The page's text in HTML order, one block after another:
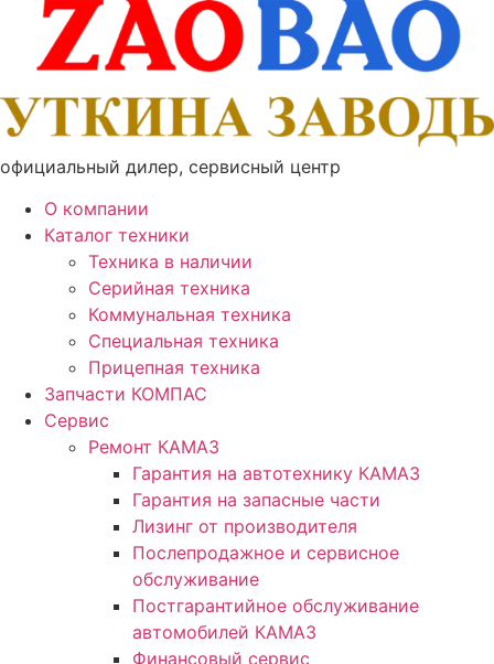
Перейти
содержимому
официальный дилер, сервисный центр
О компании
Каталог техники
Техника в наличии
Серийная техника
Коммунальная техника
Специальная техника
Прицепная техника
Запчасти КОМПАС
Сервис
Ремонт КАМАЗ
Гарантия на автотехнику КАМАЗ
Гарантия на запасные части
Лизинг от производителя
Послепродажное и сервисное
обслуживание
Постгарантийное обслуживание
автомобилей КАМАЗ
Финансовый сервис